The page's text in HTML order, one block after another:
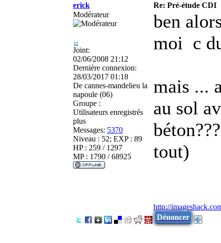
erick
Re: Pré-étude CDI
Modérateur
Joint:
02/06/2008 21:12
Dernière connexion:
28/03/2017 01:18
De cannes-mandelieu la
napoule (06)
Groupe :
Utilisateurs enregistrés
plus
Messages: 5370
Niveau : 52; EXP : 89
HP : 259 / 1297
MP : 1790 / 68925
ben
moi c
mais ...
au sol
tout)
http://
Dénoncer